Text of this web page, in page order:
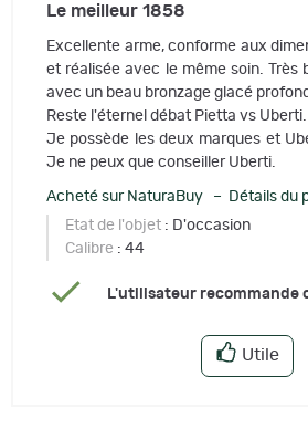
Le meilleur 1858
Excellente arme, conforme aux
et réalisée avec le même soin. Très
avec un beau bronzage glacé
Reste l'éternel débat Pietta vs Uberti.
Je possède les deux marques et
Je ne peux que conseiller Uberti.
Acheté sur NaturaBuy – Détails du
Etat de l'objet : D'occasion
Calibre : 44
L'utilisateur recommande
Utile